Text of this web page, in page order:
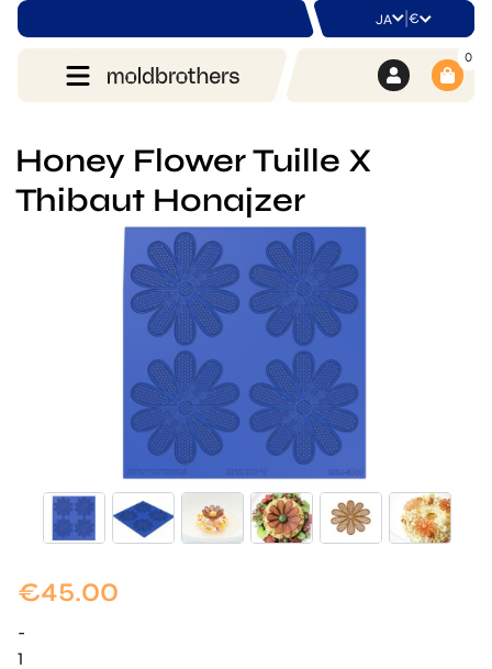
JA | €
0
Honey Flower Tuille X
Thibaut Honajzer
€45.00
-
ハ